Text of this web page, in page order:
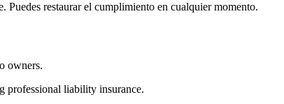
restaurar el cumplimiento en cualquier momento.
owners.
professional liability insurance.